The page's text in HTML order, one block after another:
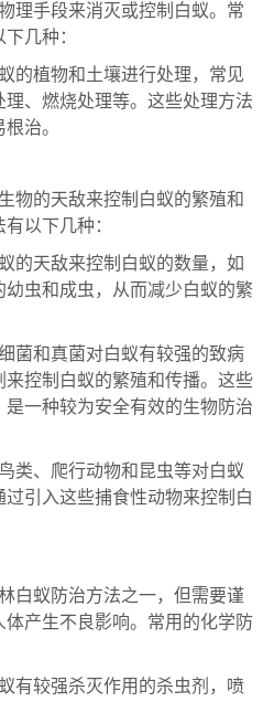
手段来消灭或控制白蚁。常
下几种：
植物和土壤进行处理，常见
、燃烧处理等。这些处理方法
治。
的天敌来控制白蚁的繁殖和
以下几种：
天敌来控制白蚁的数量，如
虫和成虫，从而减少白蚁的繁
和真菌对白蚁有较强的致病
控制白蚁的繁殖和传播。这些
一种较为安全有效的生物防治
、爬行动物和昆虫等对白蚁
引入这些捕食性动物来控制白
蚁防治方法之一，但需要谨
产生不良影响。常用的化学防
较强杀灭作用的杀虫剂，喷